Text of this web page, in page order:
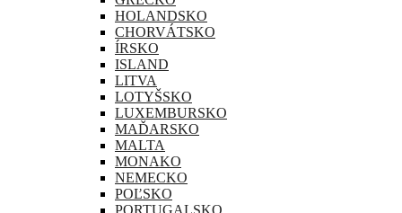
HOLANDSKO
CHORVÁTSKO
ÍRSKO
ISLAND
LITVA
LOTYŠSKO
LUXEMBURSKO
MAĎARSKO
MALTA
MONAKO
NEMECKO
POĽSKO
PORTUGALSKO